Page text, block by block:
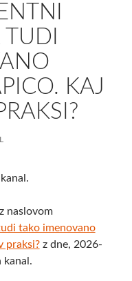
KAJ
naslovom
tako imenovano
praksi?z dne, 2026-
kanal.